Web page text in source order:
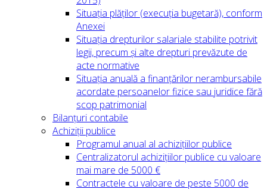
Situația plăților (execuția bugetară), conform
Anexei
Situația drepturilor salariale stabilite potrivit
legii, precum și alte drepturi prevăzute de
acte normative
Situația anuală a finanțărilor nerambursabile
acordate persoanelor fizice sau juridice fără
scop patrimonial
Bilanțuri contabile
Achiziții publice
Programul anual al achizițiilor publice
Centralizatorul achizițiilor publice cu valoare
mai mare de 5000 €
Contractele cu valoare de peste 5000 de